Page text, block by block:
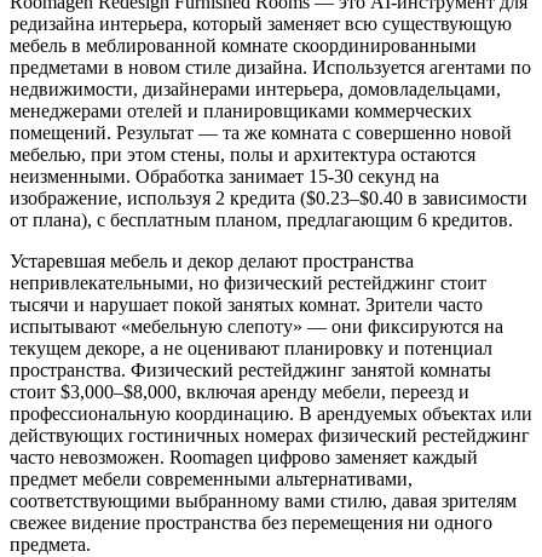
редизайна интерьера, который заменяет всю существующую
мебель в меблированной комнате скоординированными
предметами в новом стиле дизайна. Используется агентами по
недвижимости, дизайнерами интерьера, домовладельцами,
менеджерами отелей и планировщиками коммерческих
помещений. Результат — та же комната с совершенно новой
мебелью, при этом стены, полы и архитектура остаются
неизменными. Обработка занимает 15-30 секунд на
изображение, используя 2 кредита ($0.23–$0.40 в зависимости
от плана), с бесплатным планом, предлагающим 6 кредитов.
Устаревшая мебель и декор делают пространства
непривлекательными, но физический рестейджинг стоит
тысячи и нарушает покой занятых комнат. Зрители часто
испытывают «мебельную слепоту» — они фиксируются на
текущем декоре, а не оценивают планировку и потенциал
пространства. Физический рестейджинг занятой комнаты
стоит $3,000–$8,000, включая аренду мебели, переезд и
профессиональную координацию. В арендуемых объектах или
действующих гостиничных номерах физический рестейджинг
часто невозможен. Roomagen цифрово заменяет каждый
предмет мебели современными альтернативами,
соответствующими выбранному вами стилю, давая зрителям
свежее видение пространства без перемещения ни одного
предмета.